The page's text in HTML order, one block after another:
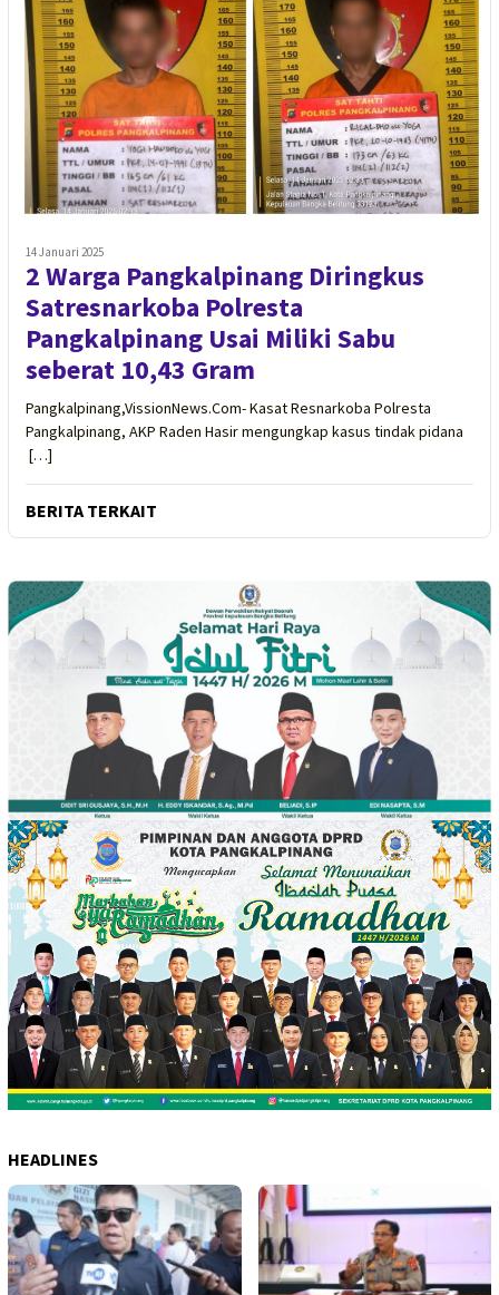
14 Januari 2025
2 Warga Pangkalpinang Diringkus
Satresnarkoba Polresta
Pangkalpinang Usai Miliki Sabu
seberat 10,43 Gram
Pangkalpinang,VissionNews.Com- Kasat Resnarkoba Polresta
Pangkalpinang, AKP Raden Hasir mengungkap kasus tindak pidana
[…]
BERITA TERKAIT
HEADLINES